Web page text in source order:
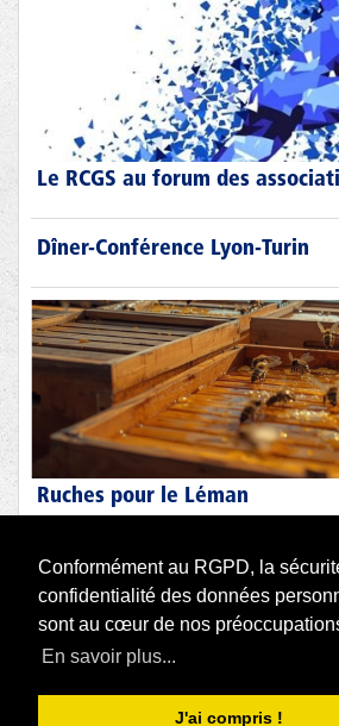
Conformément au RGPD, la
confidentialité des données
sont au cœur de nos
En savoir plus...
J'ai compris !
Le RCGS au forum des
Dîner-Conférence Lyon-Turin
Ruches pour le Léman
Copyright 2026 par RODI Platform
|